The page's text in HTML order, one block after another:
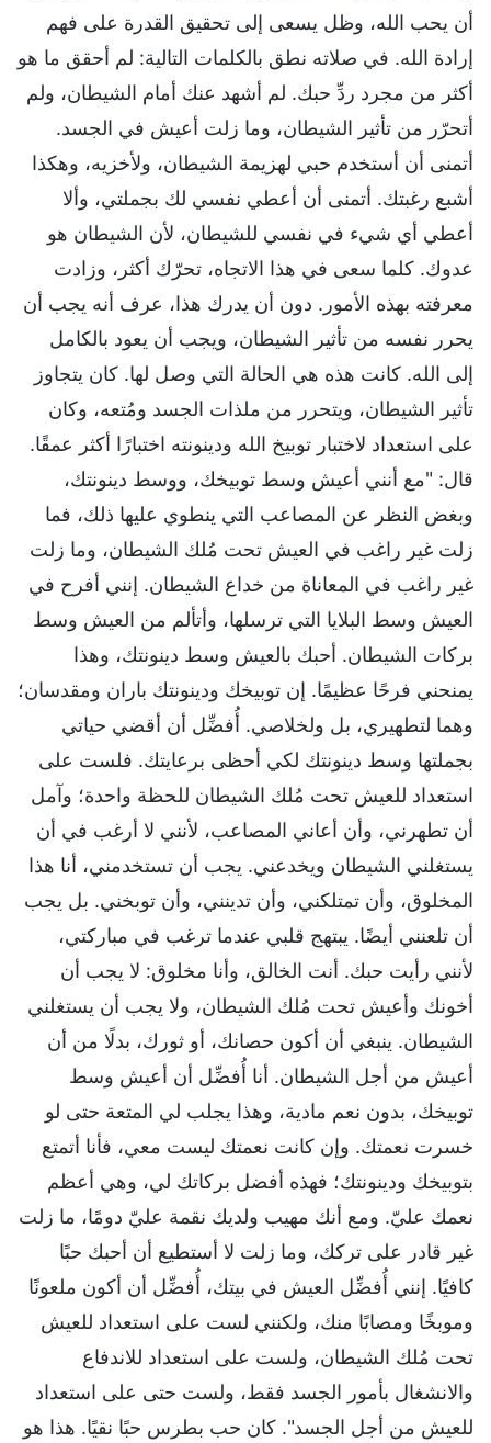
أن يحب الله، وظل يسعى إلى تحقيق القدرة على فهم
إرادة الله. في صلاته نطق بالكلمات التالية: لم أحقق ما هو
أكثر من مجرد ردِّ حبك. لم أشهد عنك أمام الشيطان، ولم
أتحرّر من تأثير الشيطان، وما زلت أعيش في الجسد.
أتمنى أن أستخدم حبي لهزيمة الشيطان، ولأخزيه، وهكذا
أشبع رغبتك. أتمنى أن أعطي نفسي لك بجملتي، وألا
أعطي أي شيء في نفسي للشيطان، لأن الشيطان هو
عدوك. كلما سعى في هذا الاتجاه، تحرّك أكثر، وزادت
معرفته بهذه الأمور. دون أن يدرك هذا، عرف أنه يجب أن
يحرر نفسه من تأثير الشيطان، ويجب أن يعود بالكامل
إلى الله. كانت هذه هي الحالة التي وصل لها. كان يتجاوز
تأثير الشيطان، ويتحرر من ملذات الجسد ومُتعه، وكان
على استعداد لاختبار توبيخ الله ودينونته اختبارًا أكثر عمقًا.
قال: "مع أنني أعيش وسط توبيخك، ووسط دينونتك،
وبغض النظر عن المصاعب التي ينطوي عليها ذلك، فما
زلت غير راغب في العيش تحت مُلك الشيطان، وما زلت
غير راغب في المعاناة من خداع الشيطان. إنني أفرح في
العيش وسط البلايا التي ترسلها، وأتألم من العيش وسط
بركات الشيطان. أحبك بالعيش وسط دينونتك، وهذا
يمنحني فرحًا عظيمًا. إن توبيخك ودينونتك باران ومقدسان؛
وهما لتطهيري، بل ولخلاصي. أُفضِّل أن أقضي حياتي
بجملتها وسط دينونتك لكي أحظى برعايتك. فلست على
استعداد للعيش تحت مُلك الشيطان للحظة واحدة؛ وآمل
أن تطهرني، وأن أعاني المصاعب، لأنني لا أرغب في أن
يستغلني الشيطان ويخدعني. يجب أن تستخدمني، أنا هذا
المخلوق، وأن تمتلكني، وأن تدينني، وأن توبخني. بل يجب
أن تلعنني أيضًا. يبتهج قلبي عندما ترغب في مباركتي،
لأنني رأيت حبك. أنت الخالق، وأنا مخلوق: لا يجب أن
أخونك وأعيش تحت مُلك الشيطان، ولا يجب أن يستغلني
الشيطان. ينبغي أن أكون حصانك، أو ثورك، بدلًا من أن
أعيش من أجل الشيطان. أنا أُفضِّل أن أعيش وسط
توبيخك، بدون نعم مادية، وهذا يجلب لي المتعة حتى لو
خسرت نعمتك. وإن كانت نعمتك ليست معي، فأنا أتمتع
بتوبيخك ودينونتك؛ فهذه أفضل بركاتك لي، وهي أعظم
نعمك عليّ. ومع أنك مهيب ولديك نقمة عليّ دومًا، ما زلت
غير قادر على تركك، وما زلت لا أستطيع أن أحبك حبًا
كافيًا. إنني أُفضِّل العيش في بيتك، أُفضِّل أن أكون ملعونًا
وموبخًا ومصابًا منك، ولكنني لست على استعداد للعيش
تحت مُلك الشيطان، ولست على استعداد للاندفاع
والانشغال بأمور الجسد فقط، ولست حتى على استعداد
للعيش من أجل الجسد". كان حب بطرس حبًا نقيًا. هذا هو